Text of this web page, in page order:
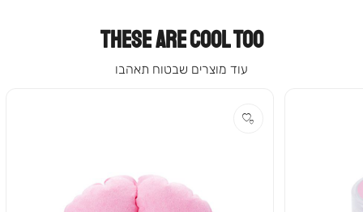
THESE ARE COOL TOO
עוד מוצרים שבטוח תאהבו